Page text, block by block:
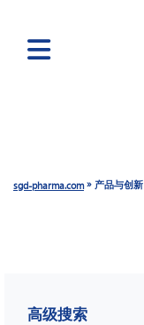
sgd-pharma.com» 产品与创新
高级搜索